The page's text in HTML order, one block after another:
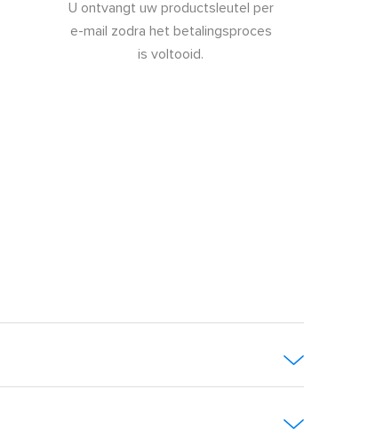
U ontvangt uw productsleutel per
e-mail zodra het betalingsproces
is voltooid.